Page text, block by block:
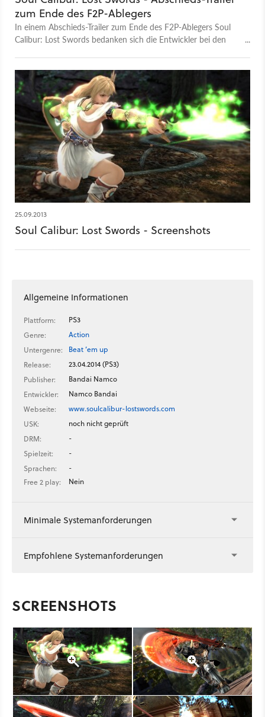
zum Ende des F2P-Ablegers
In einem Abschieds-Trailer zum Ende des F2P-Ablegers Soul
Calibur: Lost Swords bedanken sich die Entwickler bei den
25.09.2013
Soul Calibur: Lost Swords - Screenshots
Allgemeine Informationen
Plattform:
PS3
Genre:
Action
Untergenre:
Beat ’em up
Release:
23.04.2014 (PS3)
Publisher:
Bandai Namco
Entwickler:
Namco Bandai
Webseite:
www.soulcalibur-lostswords.com
USK:
noch nicht geprüft
DRM:
-
Spielzeit:
-
Sprachen:
-
Free 2 play:
Nein
Minimale Systemanforderungen
Empfohlene Systemanforderungen
SCREENSHOTS